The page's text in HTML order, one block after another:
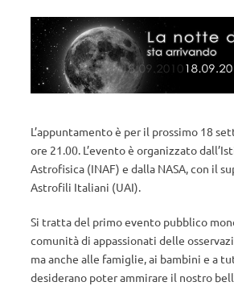
L’appuntamento è per il prossimo 18
ore 21.00. L’evento è organizzato
Astrofisica (INAF) e dalla NASA, con il
Astrofili Italiani (UAI).
Si tratta del primo evento pubblico
comunità di appassionati delle
ma anche alle famiglie, ai bambini e a
desiderano poter ammirare il nostro